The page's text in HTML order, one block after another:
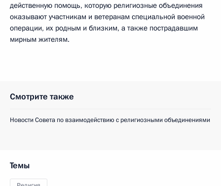
действенную помощь, которую религиозные объединения
оказывают участникам и ветеранам специальной военной
операции, их родным и близким, а также пострадавшим
мирным жителям.
Смотрите также
Новости Совета по взаимодействию с религиозными объединениями
Темы